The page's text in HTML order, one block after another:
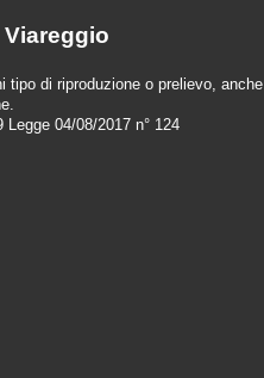
Viareggio
tipo di riproduzione o prelievo, anche
Legge 04/08/2017 n° 124